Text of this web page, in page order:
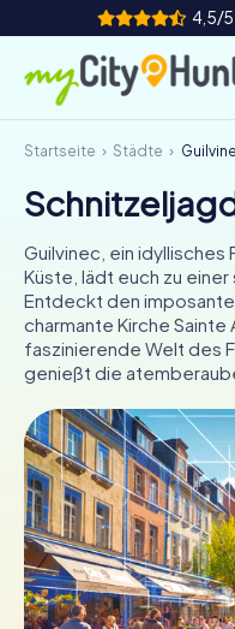
4,5/5
So funktioniert's
Städte
Touren
Teamevent
Tickets
INT AT
ES
FR
IT
NL
Startseite Städte
Guilvinec, ein
Küste, lädt euch zu
Entdeckt den
charmante Kirche Sainte
faszinierende Welt des
genießt die